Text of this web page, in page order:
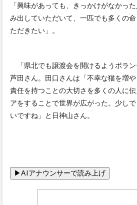
「興味があっても、きっかけがなかっ
み出していただいて、一匹でも多くの
ただきたい」。
「県北でも譲渡会を開けるようボラ
芦田さん。田口さんは「不幸な猫を増
責任を持つことの大切さを多くの人に
アをすることで世界が広がった。少し
いですね」と日神山さん。